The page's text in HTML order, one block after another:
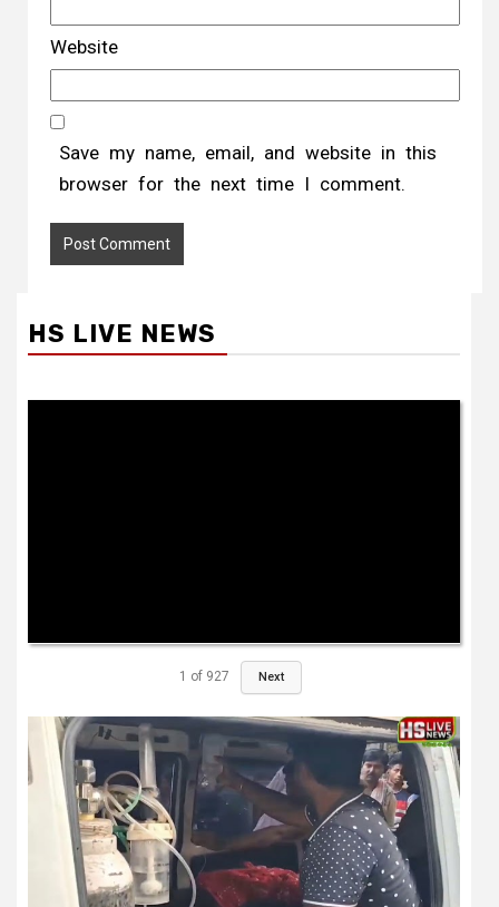
Website
Save my name, email, and website in this
browser for the next time I comment.
HS LIVE NEWS
1 of 927 Next